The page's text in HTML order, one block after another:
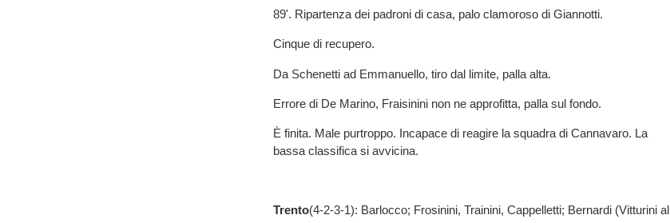
89'. Ripartenza dei padroni di casa, palo clamoroso di Giannotti.
Cinque di recupero.
Da Schenetti ad Emmanuello, tiro dal limite, palla alta.
Errore di De Marino, Fraisinini non ne approfitta, palla sul fondo.
È finita. Male purtroppo. Incapace di reagire la squadra di Cannavaro. La
bassa classifica si avvicina.
Trento(4-2-3-1): Barlocco; Frosinini, Trainini, Cappelletti; Bernardi (Vitturini al